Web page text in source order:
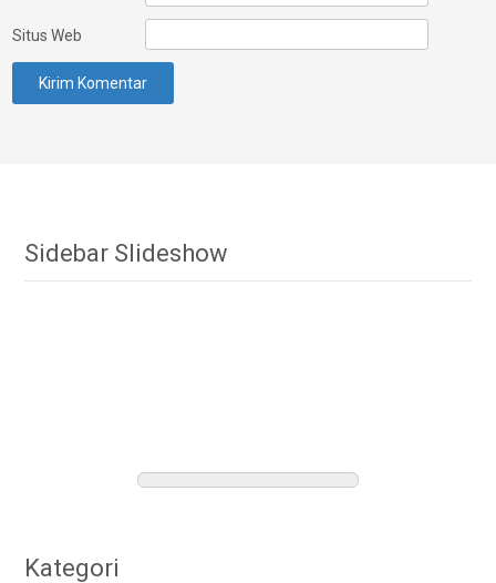
Situs Web
Sidebar Slideshow
Kategori